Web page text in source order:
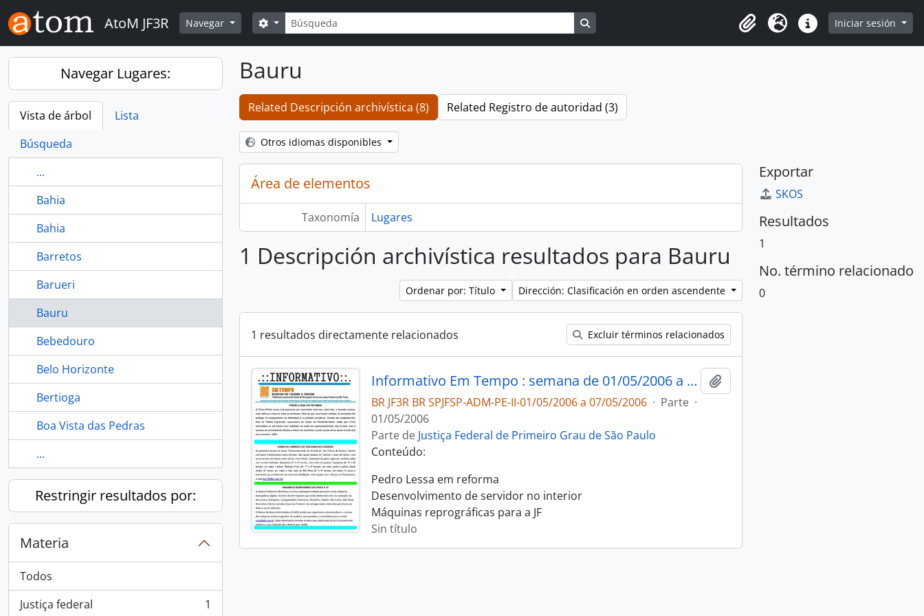
Skip to main content
AtoM JF3R Navegar Búsqueda
Search options
Portapapeles
Idioma Enlaces rápidos
Iniciar sesión
Navegar Lugares:
Vista de árbol
Lista
Búsqueda
...
Bahia
Bahia
Barretos
Barueri
Bauru
Bebedouro
Belo Horizonte
Bertioga
Boa Vista das Pedras
...
Restringir resultados por:
Materia
Todos
Justiça federal
, 1 resultados 1
Bauru
Related Descripción archivística (8) Related Registro de autoridad (3)
Otros idiomas disponibles
Área de elementos
Taxonomía Lugares
1 Descripción archivística resultados para Bauru
Ordenar por: Título Dirección: Clasificación en orden ascendente
1 resultados directamente relacionados Excluir términos relacionados
Informativo Em Tempo : semana de 01/05/2006 a 07/05/2006
BR JF3R BR SPJFSP-ADM-PE-II-01/05/2006 a 07/05/2006 · Parte ·
01/05/2006
Parte de Justiça Federal de Primeiro Grau de São Paulo
Conteúdo:
Pedro Lessa em reforma
Desenvolvimento de servidor no interior
Máquinas reprográficas para a JF
Sin título
Exportar
SKOS
Resultados
1
No. término relacionado
0